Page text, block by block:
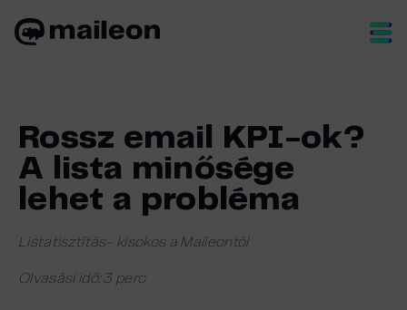
Rossz email KPI-ok?
A lista minősége
lehet a probléma
Listatisztítás- kisokos a Maileontól
Olvasási idő: 3 perc